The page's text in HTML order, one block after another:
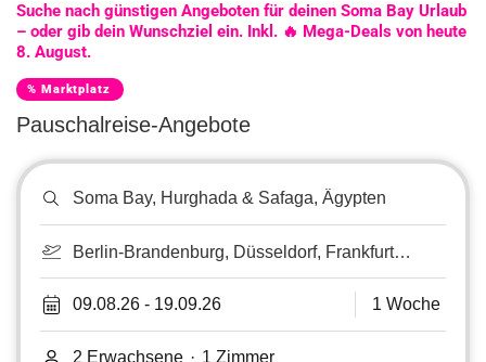
Suche nach günstigen Angeboten für deinen Soma Bay Urlaub
– oder gib dein Wunschziel ein. Inkl. 🔥 Mega-Deals von heute
8. August.
% Marktplatz